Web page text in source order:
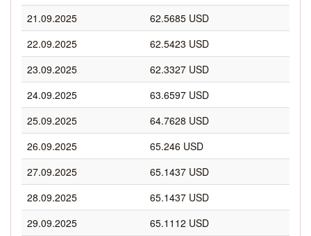
21.09.2025
62.5685 USD
22.09.2025
62.5423 USD
23.09.2025
62.3327 USD
24.09.2025
63.6597 USD
25.09.2025
64.7628 USD
26.09.2025
65.246 USD
27.09.2025
65.1437 USD
28.09.2025
65.1437 USD
29.09.2025
65.1112 USD